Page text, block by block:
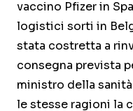
vaccino Pfizer in
logistici sorti in
stata costretta a
consegna prevista
ministro della
le stesse ragioni la